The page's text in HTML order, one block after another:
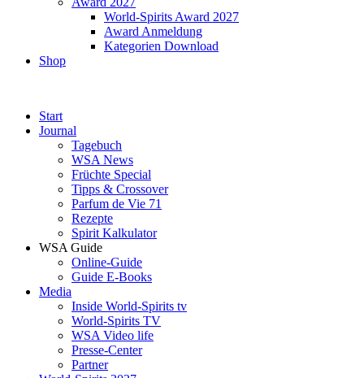
World-Spirits Award 2027
Award Anmeldung
Kategorien Download
Shop
Start
Journal
Tagebuch
WSA News
Früchte Special
Tipps & Crossover
Parfum de Vie 71
Rezepte
Spirit Kalkulator
WSA Guide
Online-Guide
Guide E-Books
Media
Inside World-Spirits tv
World-Spirits TV
WSA Video life
Presse-Center
Partner